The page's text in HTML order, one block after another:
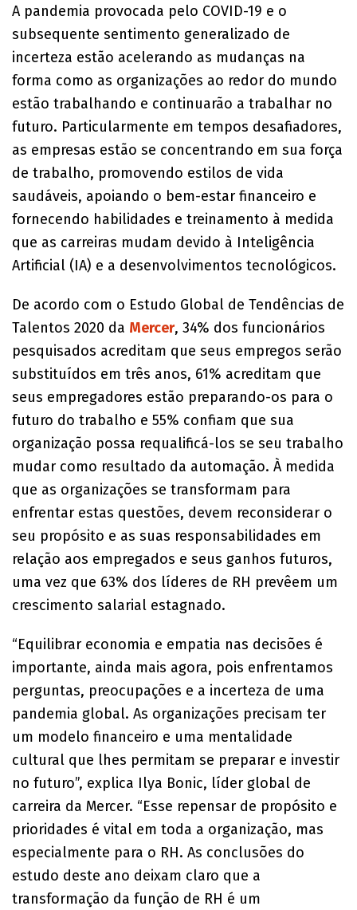
A pandemia provocada pelo COVID-19 e o
subsequente sentimento generalizado de
incerteza estão acelerando as mudanças na
forma como as organizações ao redor do mundo
estão trabalhando e continuarão a trabalhar no
futuro. Particularmente em tempos desafiadores,
as empresas estão se concentrando em sua força
de trabalho, promovendo estilos de vida
saudáveis, apoiando o bem-estar financeiro e
fornecendo habilidades e treinamento à medida
que as carreiras mudam devido à Inteligência
Artificial (IA) e a desenvolvimentos tecnológicos.
De acordo com o Estudo Global de Tendências de
Talentos 2020 da Mercer, 34% dos funcionários
pesquisados acreditam que seus empregos serão
substituídos em três anos, 61% acreditam que
seus empregadores estão preparando-os para o
futuro do trabalho e 55% confiam que sua
organização possa requalificá-los se seu trabalho
mudar como resultado da automação. À medida
que as organizações se transformam para
enfrentar estas questões, devem reconsiderar o
seu propósito e as suas responsabilidades em
relação aos empregados e seus ganhos futuros,
uma vez que 63% dos líderes de RH prevêem um
crescimento salarial estagnado.
“Equilibrar economia e empatia nas decisões é
importante, ainda mais agora, pois enfrentamos
perguntas, preocupações e a incerteza de uma
pandemia global. As organizações precisam ter
um modelo financeiro e uma mentalidade
cultural que lhes permitam se preparar e investir
no futuro”, explica Ilya Bonic, líder global de
carreira da Mercer. “Esse repensar de propósito e
prioridades é vital em toda a organização, mas
especialmente para o RH. As conclusões do
estudo deste ano deixam claro que a
transformação da função de RH é um